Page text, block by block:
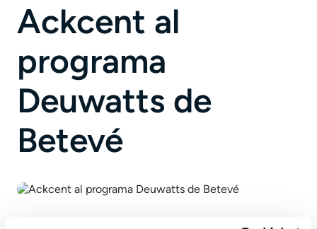
Ackcent al
programa
Deuwatts de
Betevé